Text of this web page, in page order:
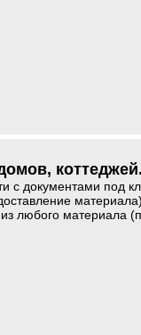
коттеджей.
с документами под
материала).
любого материала